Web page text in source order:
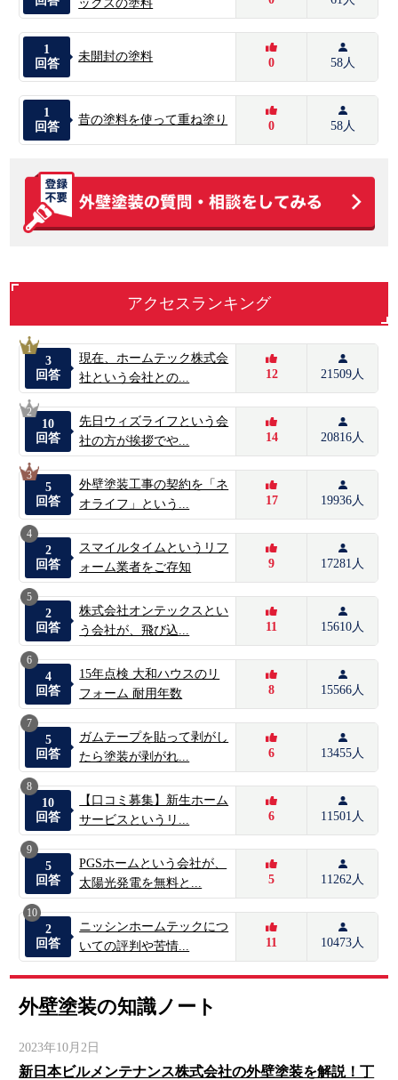
ックスの塗料
1
回答
未開封の塗料 0 58人
1
回答
昔の塗料を使って重ね塗り 0 58人
アクセスランキング
1
3
回答
現在、ホームテック株式会
社という会社との...
12 21509人
2
10
回答
先日ウィズライフという会
社の方が挨拶でや...
14 20816人
3
5
回答
外壁塗装工事の契約を「ネ
オライフ」という...
17 19936人
4
2
回答
スマイルタイムというリフ
ォーム業者をご存知
9 17281人
5
2
回答
株式会社オンテックスとい
う会社が、飛び込...
11 15610人
6
4
回答
15年点検 大和ハウスのリ
フォーム 耐用年数
8 15566人
7
5
回答
ガムテープを貼って剥がし
たら塗装が剥がれ...
6 13455人
8
10
回答
【口コミ募集】新生ホーム
サービスというリ...
6 11501人
9
5
回答
PGSホームという会社が、
太陽光発電を無料と...
5 11262人
10
2
回答
ニッシンホームテックにつ
いての評判や苦情...
11 10473人
外壁塗装の知識ノート
2023年10月2日
新日本ビルメンテナンス株式会社の外壁塗装を解説！丁